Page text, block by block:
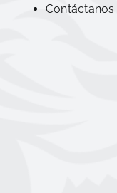
Contáctanos